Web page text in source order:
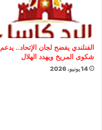
الفنلندي يفضح لجان الإتحاد.. يدعم
شكوى المريخ ويهدد الهلال
14 يونيو، 2026